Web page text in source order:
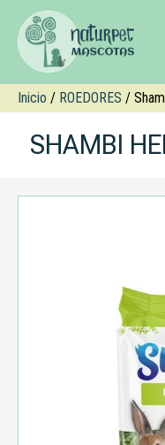
Inicio / ROEDORES /
SHAMBI